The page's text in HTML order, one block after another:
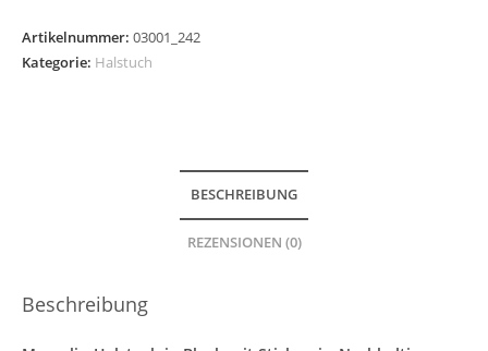
Artikelnummer: 03001_242
Kategorie: Halstuch
BESCHREIBUNG
REZENSIONEN (0)
Beschreibung